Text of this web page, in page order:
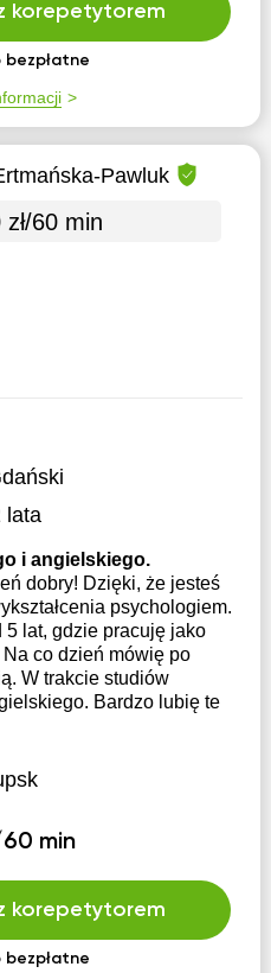
korepetytorem
Pawluk
zł/60 min
lata
i angielskiego.
dobry! Dzięki, że jesteś
psychologiem.
lat, gdzie pracuję jako
co dzień mówię po
W trakcie studiów
Bardzo lubię te
min
korepetytorem